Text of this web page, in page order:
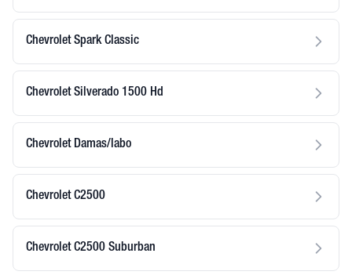
Chevrolet Spark Classic
Chevrolet Silverado 1500 Hd
Chevrolet Damas/labo
Chevrolet C2500
Chevrolet C2500 Suburban